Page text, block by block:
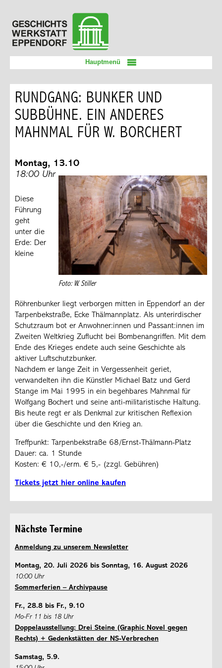
Inhalt
springen
Eppendorf
Hauptmenü
RUNDGANG: BUNKER UND
SUBBÜHNE. EIN ANDERES
MAHNMAL FÜR W. BORCHERT
Montag, 13.10
18:00 Uhr
Foto: W. Stiller
Diese
Führung
geht
unter die
Erde: Der
kleine
Röhrenbunker liegt verborgen mitten in Eppendorf an der
Tarpenbekstraße, Ecke Thälmannplatz. Als unterirdischer
Schutzraum bot er Anwohner:innen und Passant:innen im
Zweiten Weltkrieg Zuflucht bei Bombenangriffen. Mit dem
Ende des Krieges endete auch seine Geschichte als
aktiver Luftschutzbunker.
Nachdem er lange Zeit in Vergessenheit geriet,
verwandelten ihn die Künstler Michael Batz und Gerd
Stange im Mai 1995 in ein begehbares Mahnmal für
Wolfgang Bochert und seine anti-militaristische Haltung.
Bis heute regt er als Denkmal zur kritischen Reflexion
über die Geschichte und den Krieg an.
Treffpunkt:
Tarpenbekstraße 68/Ernst-Thälmann-Platz
Dauer: ca. 1 Stunde
Kosten: € 10,-/erm. € 5,- (zzgl. Gebühren)
Tickets jetzt hier online kaufen
Nächste Termine
Anmeldung zu unserem Newsletter
Montag, 20. Juli 2026 bis Sonntag, 16. August 2026
10:00 Uhr
Sommerferien – Archivpause
Fr., 28.8 bis Fr., 9.10
Mo-Fr 11 bis 18 Uhr
Doppelausstellung: Drei Steine (Graphic Novel gegen
Rechts) + Gedenkstätten der NS-Verbrechen
Samstag, 5.9.